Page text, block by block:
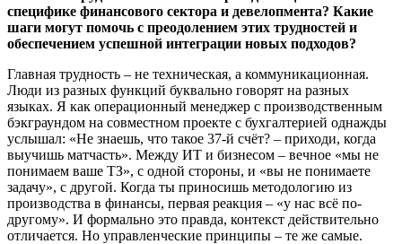
специфике финансового сектора и девелопмента? Какие
шаги могут помочь с преодолением этих трудностей и
обеспечением успешной интеграции новых подходов?
Главная трудность – не техническая, а коммуникационная.
Люди из разных функций буквально говорят на разных
языках. Я как операционный менеджер с производственным
бэкграундом на совместном проекте с бухгалтерией однажды
услышал: «Не знаешь, что такое 37-й счёт? – приходи, когда
выучишь матчасть». Между ИТ и бизнесом – вечное «мы не
понимаем ваше ТЗ», с одной стороны, и «вы не понимаете
задачу», с другой. Когда ты приносишь методологию из
производства в финансы, первая реакция – «у нас всё по-
другому». И формально это правда, контекст действительно
отличается. Но управленческие принципы – те же самые.